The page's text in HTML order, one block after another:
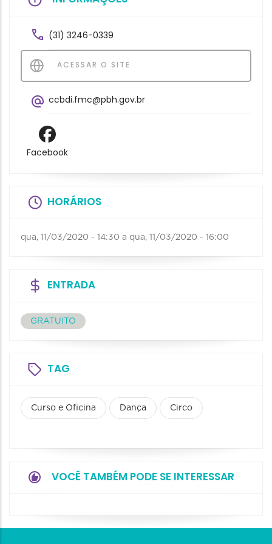
(31) 3246-0339
ACESSAR O SITE
ccbdi.fmc@pbh.gov.br
Facebook
HORÁRIOS
qua, 11/03/2020 - 14:30 a qua, 11/03/2020 - 16:00
ENTRADA
GRATUITO
TAG
Curso e Oficina Dança Circo
VOCÊ TAMBÉM PODE SE INTERESSAR